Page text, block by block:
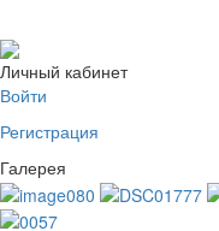
Личный кабинет
Войти
Регистрация
Галерея